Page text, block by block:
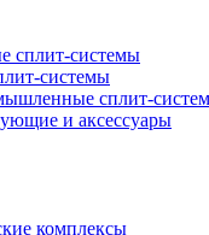
сплит-системы
системы
сплит-
и аксессуары
комплексы